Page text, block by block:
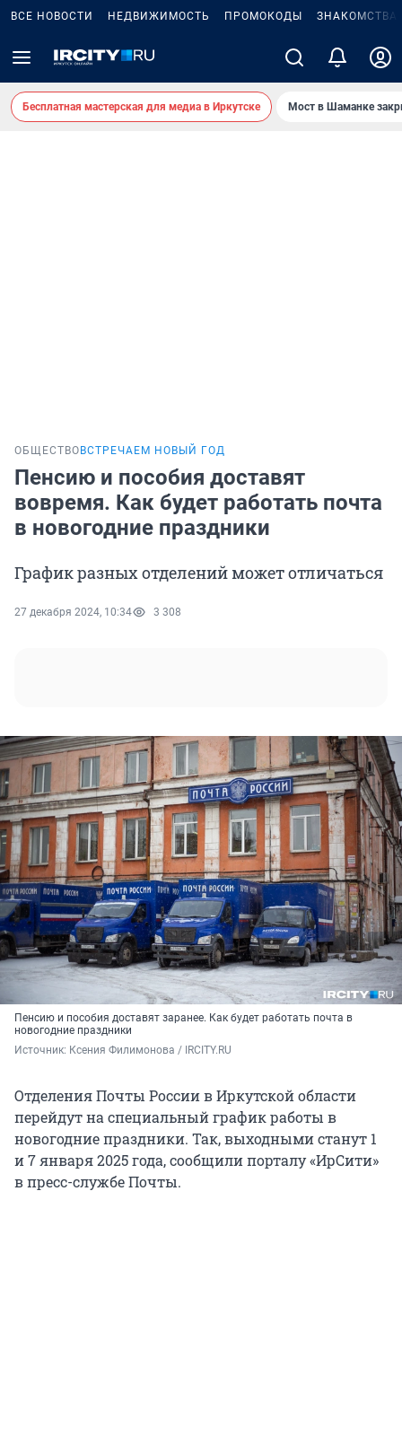
ВСЕ НОВОСТИ НЕДВИЖИМОСТЬ ПРОМОКОДЫ ЗНАКОМСТВА
Бесплатная мастерская для медиа в Иркутске Мост в Шаманке
ОБЩЕСТВО ВСТРЕЧАЕМ НОВЫЙ ГОД
Пенсию и пособия доставят
вовремя. Как будет работать почта
в новогодние праздники
График разных отделений может отличаться
27 декабря 2024, 10:34 3 308
Пенсию и пособия доставят заранее. Как будет работать почта в
новогодние праздники
Источник: Ксения Филимонова / IRCITY.RU
Отделения Почты России в Иркутской области
перейдут на специальный график работы в
новогодние праздники. Так, выходными станут 1
и 7 января 2025 года, сообщили порталу «ИрСити»
в пресс-службе Почты.